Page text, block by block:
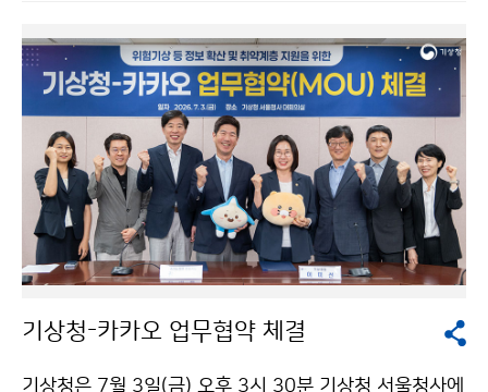
피해까지 있었던 곳으로, 여름철 위험기상 시 자연재해 발
생이 우려되는 지역이다.
기상청-카카오 업무협약 체결
기상청은 7월 3일(금) 오후 3시 30분 기상청 서울청사에